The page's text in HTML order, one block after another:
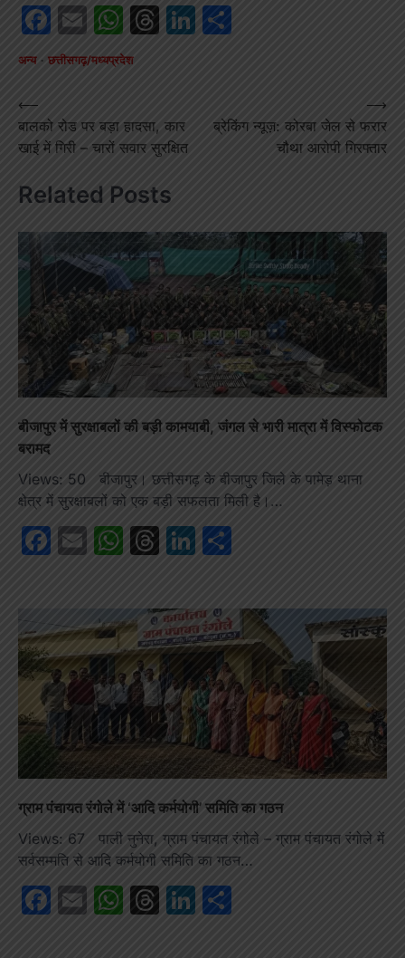
Facebook
EmailWhatsApp
Threads
LinkedIn
अन्य छत्तीसगढ़/मध्यप्रदेश
Post
navigation
⟵
बालको रोड पर बड़ा हादसा, कार
खाई में गिरी – चारों सवार सुरक्षित
ब्रेकिंग न्यूज़: कोरबा जेल से फरार
चौथा आरोपी गिरफ्तार
⟶
Related Posts
बीजापुर में सुरक्षाबलों की बड़ी कामयाबी, जंगल से भारी मात्रा में विस्फोटक
बरामद
Views: 50 बीजापुर। छत्तीसगढ़ के बीजापुर जिले के पामेड़ थाना
क्षेत्र में सुरक्षाबलों को एक बड़ी सफलता मिली है।…
Facebook
EmailWhatsApp
Threads
LinkedIn
ग्राम पंचायत रंगोले में ‘आदि कर्मयोगी’ समिति का गठन
Views: 67 पाली नुनेरा, ग्राम पंचायत रंगोले – ग्राम पंचायत रंगोले में
सर्वसम्मति से आदि कर्मयोगी समिति का गठन…
Facebook
EmailWhatsApp
Threads
LinkedIn